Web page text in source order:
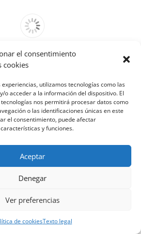
el consentimiento
cookies
utilizamos tecnologías como las
o acceder a la información del dispositivo. El
nos permitirá procesar datos como
o las identificaciones únicas en este
el consentimiento, puede afectar
y funciones.
Aceptar
Denegar
Ver preferencias
de cookiesTexto legal
access file!
venfrico.com/wp-
OCT-2021-low-res-.pdf